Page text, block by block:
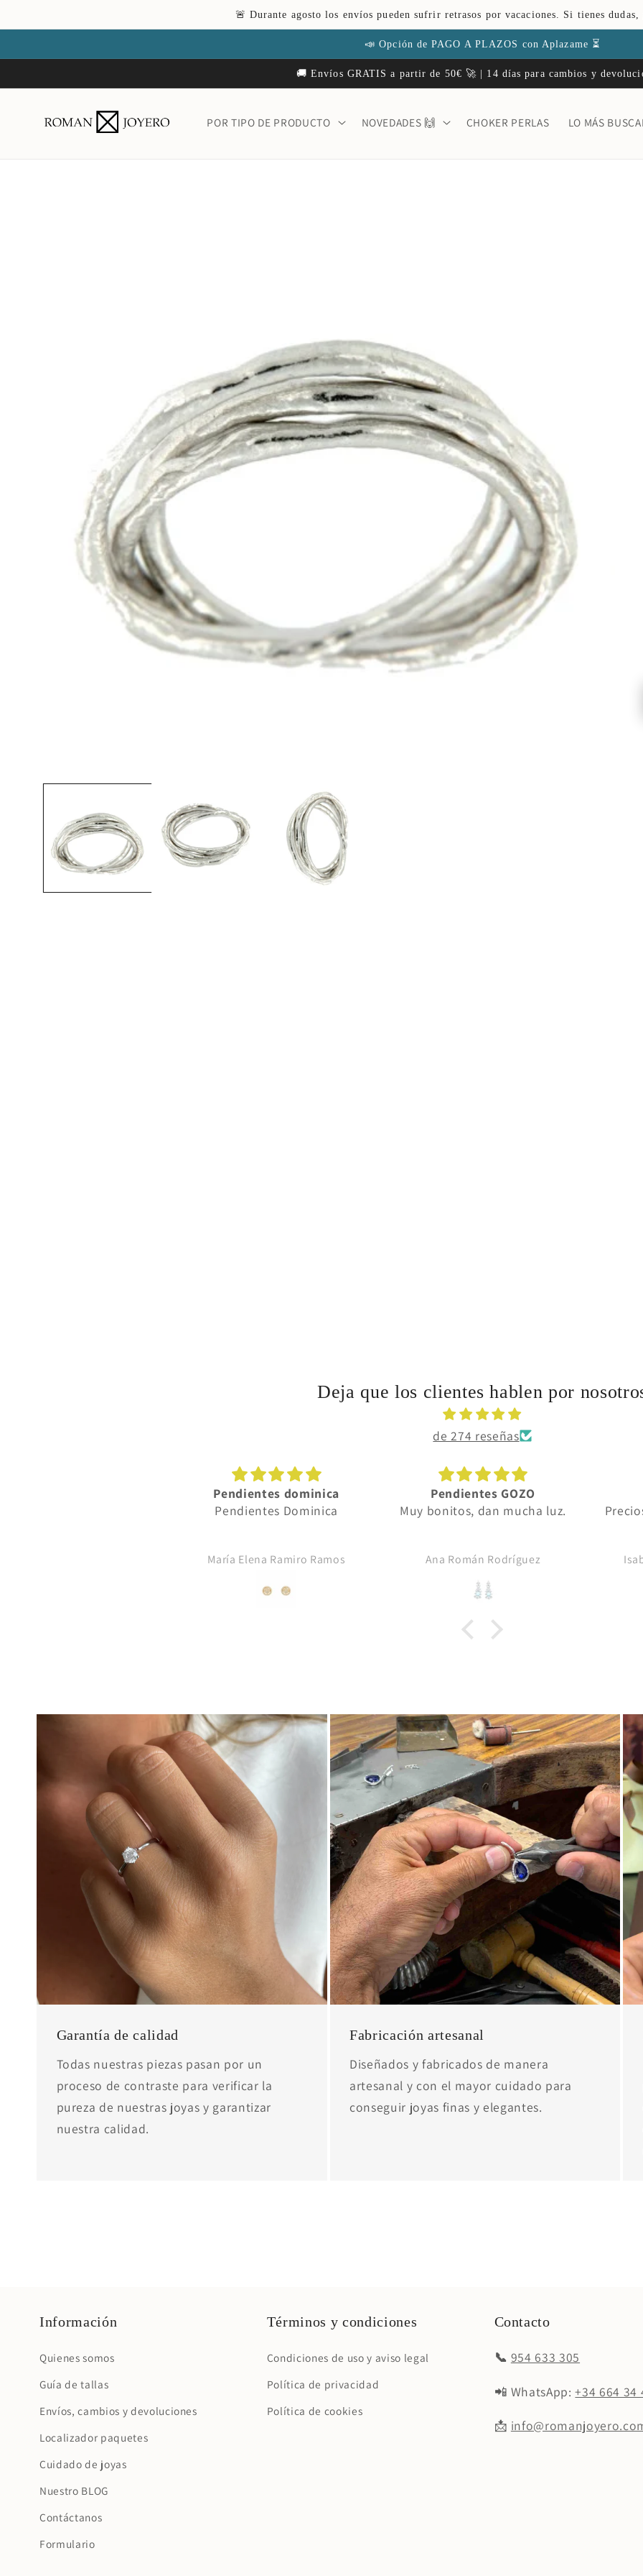
al contenido
🚨 Durante agosto los envíos pueden sufrir retrasos por vacaciones. Si tienes dudas,
📣 Opción de PAGO A PLAZOS con Aplazame ⏳
🚚 Envíos GRATIS a partir de 50€ 🚀 | 14 días para cambios y
POR TIPO DE PRODUCTO NOVEDADES 🙌 CHOKER PERLAS LO MÁS
Deja que los clientes hablen por
de 274 reseñas
Pendientes GOZO
Muy bonitos, dan mucha luz.
Ana Román Rodríguez
Elegancia
Preciosa, muy fina y elegante
Isabel Maria Prieto Tejido
y
Garantía de calidad
Todas nuestras piezas pasan por un
proceso de contraste para verificar la
pureza de nuestras joyas y garantizar
nuestra calidad.
Fabricación artesanal
Diseñados y fabricados de manera
artesanal y con el mayor cuidado para
conseguir joyas finas y elegantes.
Información
Quienes somos
Guía de tallas
Envíos, cambios y devoluciones
Localizador paquetes
Cuidado de joyas
Nuestro BLOG
Contáctanos
Formulario
Términos y condiciones
Condiciones de uso y aviso legal
Política de privacidad
Política de cookies
Contacto
📞 954 633 305
📲 WhatsApp:+34 664 34
📩